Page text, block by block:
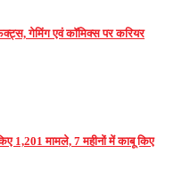
गेमिंग एवं कॉमिक्स पर करियर
1,201 मामले, 7 महीनों में काबू किए